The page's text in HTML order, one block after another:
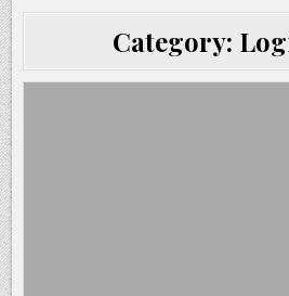
Category: